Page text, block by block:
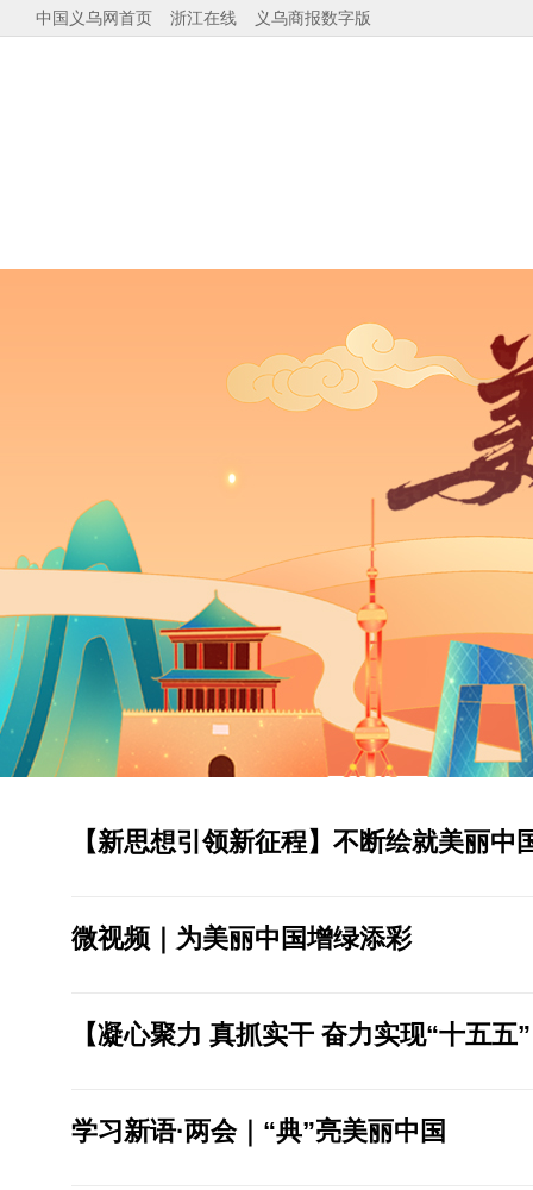
中国义乌网首页 浙江在线 义乌商报数字版
【新思想引领新征程】不断绘就美丽中
微视频｜为美丽中国增绿添彩
【凝心聚力 真抓实干 奋力实现“十五
学习新语·两会｜“典”亮美丽中国